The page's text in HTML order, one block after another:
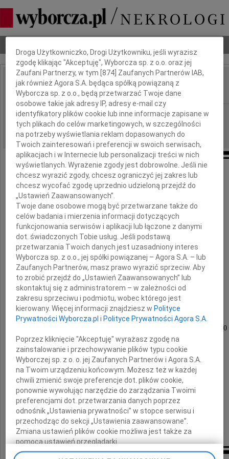
IMIĘ I NAZWISKO: Marian Rak
REGION: Katowice
DATA EMISJI: 14.01.2010
Dnia 12 stycznia 2010 roku
zmarł kochany Mąż, Ojciec, Dziadek i Teść,
Marian Rak
sędzia w stanie spoczynku
Uroczystości pogrzebowe odbędą się
w dniu 16 stycznia 2010 roku o godzinie 12.30
na cmentarzu rzymsko-katolickim
przy ulicy Francuskiej 26 w Katowicach
Pozostaliśmy bez Niego,
w smutku i żalu
zona oraz syn i córka z rodzinami
Dbamy o Twoją prywatność
Droga Użytkowniczko, Drogi Użytkowniku, jeśli wyrazisz
zgodę klikając "Akceptuję", Wyborcza sp. z o.o. oraz jej
Zaufani Partnerzy, w tym [874 ] Zaufanych Partnerów IAB,
jak również Agora S.A. będąca spółką powiązaną z
Wyborcza sp. z o.o., będą przetwarzać Twoje dane
osobowe takie jak adresy IP, adresy e-mail czy
identyfikatory plików cookie lub inne informacje zapisane w
tych plikach do celów marketingowych, w szczególności
na potrzeby wyświetlania reklam dopasowanych do
Twoich zainteresowań i preferencji w swoich serwisach,
aplikacjach i w Internecie lub personalizacji treści w nich
wyświetlanych. Wyrażenie zgody jest dobrowolne. Jeśli nie
chcesz wyrazić zgody, chcesz ograniczyć jej zakres lub
chcesz wycofać zgodę uprzednio udzieloną przejdź do
„Ustawień Zaawansowanych”.
Twoje dane osobowe mogą być przetwarzane także do
celów badania i mierzenia informacji dotyczących
funkcjonowania serwisów i aplikacji lub łączone z danymi
dot. świadczonych Tobie usług. Jeśli podstawą
przetwarzania Twoich danych jest uzasadniony interes
Wyborcza sp. z o.o., jej spółki powiązanej – Agora S.A. – lub
Zaufanych Partnerów, masz prawo wyrazić sprzeciw. Aby
to zrobić przejdź do „Ustawień Zaawansowanych” lub
skontaktuj się z administratorem – w zależności od
zakresu sprzeciwu i podmiotu, wobec którego jest
kierowany. Więcej informacji znajdziesz w Polityce
Prywatności Wyborcza.pl i Polityce Prywatności Agora S.A.
Poprzez kliknięcie "Akceptuję" wyrażasz zgodę na
zainstalowanie i przechowywanie plików typu cookie
Wyborczej sp. z o. o. jej Zaufanych Partnerów i Agora S.A.
na Twoim urządzeniu końcowym. Możesz też w każdej
chwili zmienić swoje preferencje dot. plików cookie,
ponownie wywołując narzędzie do zarządzania Twoimi
preferencjami dot. przetwarzania danych poprzez
odnośnik „Ustawienia prywatności” w stopce serwisu i
przechodząc do sekcji „Ustawienia zaawansowane”.
Zmiana ustawień plików cookie możliwa jest także za
pomocą ustawień przeglądarki.